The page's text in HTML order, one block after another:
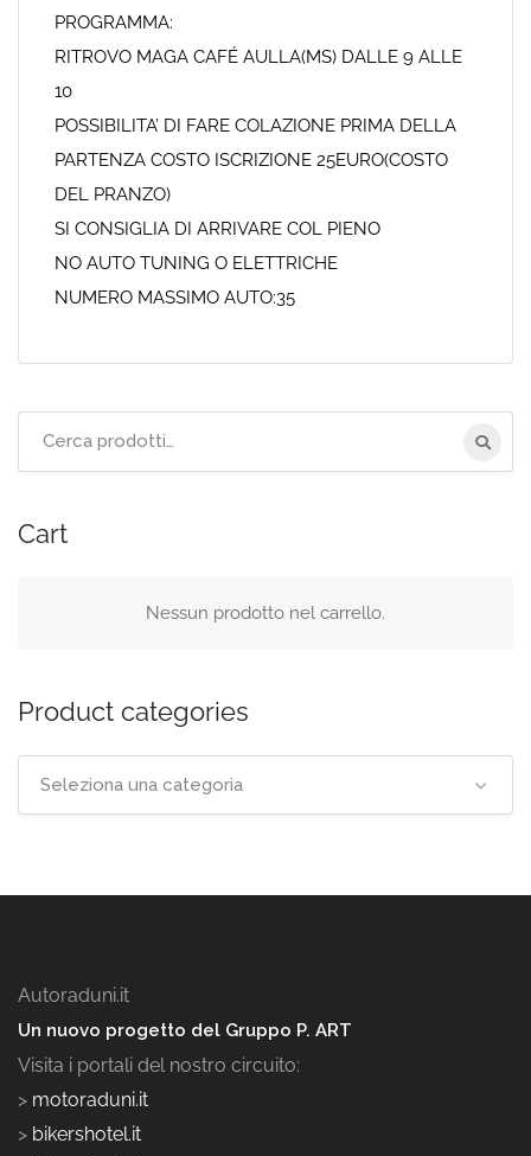
PROGRAMMA:
RITROVO MAGA CAFÉ AULLA(MS) DALLE 9 ALLE
10
POSSIBILITA’ DI FARE COLAZIONE PRIMA DELLA
PARTENZA COSTO ISCRIZIONE 25EURO(COSTO
DEL PRANZO)
SI CONSIGLIA DI ARRIVARE COL PIENO
NO AUTO TUNING O ELETTRICHE
NUMERO MASSIMO AUTO:35
Cart
Nessun prodotto nel carrello.
Product categories
Seleziona una categoria
Autoraduni.it
Un nuovo progetto del Gruppo P. ART
Visita i portali del nostro circuito:
> motoraduni.it
> bikershotel.it